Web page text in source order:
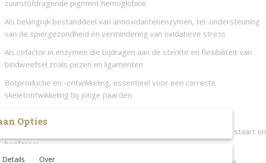
zuurstofdragende pigment hemoglobine
Als belangrijk bestanddeel van antioxidantenenzymen, ter ondersteuning
van de spiergezondheid en vermindering van oxidatieve stress
Als cofactor in enzymen die bijdragen aan de sterkte en flexibiliteit van
bindweefsel zoals pezen en ligamenten
Botproductie en -ontwikkeling, essentieel voor een correcte
skeletontwikkeling bij jonge paarden
Synthese van keratine, belangrijk voor een gezonde huid, manen, staart en
hoefgroei
Opties
Details Over